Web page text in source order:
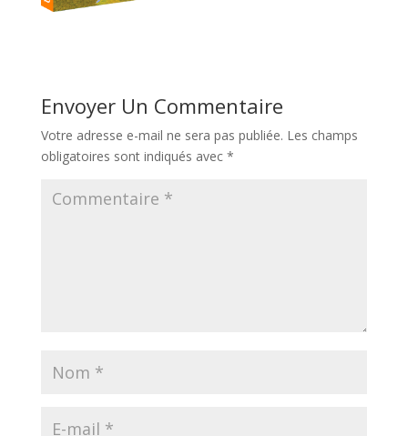
Envoyer Un Commentaire
Votre adresse e-mail ne sera pas publiée. Les champs
obligatoires sont indiqués avec *